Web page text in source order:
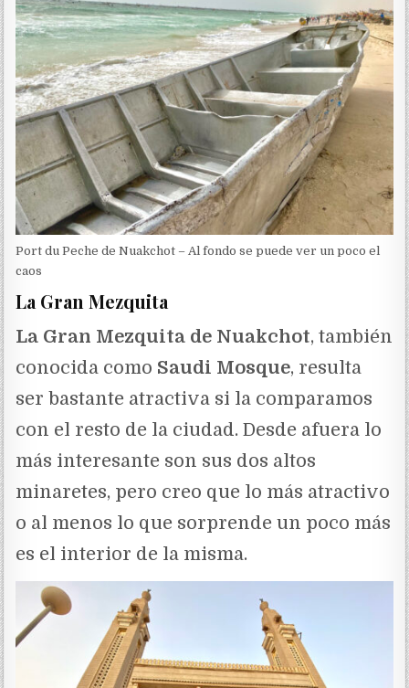
Port du Peche de Nuakchot – Al fondo se puede ver un poco el
caos
La Gran Mezquita
La Gran Mezquita de Nuakchot, también
conocida como Saudi Mosque, resulta
ser bastante atractiva si la comparamos
con el resto de la ciudad. Desde afuera lo
más interesante son sus dos altos
minaretes, pero creo que lo más atractivo
o al menos lo que sorprende un poco más
es el interior de la misma.